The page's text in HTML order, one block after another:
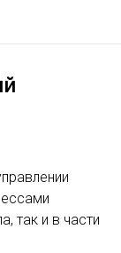
так и в части